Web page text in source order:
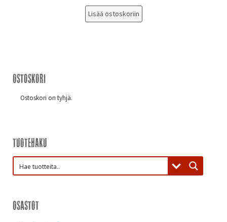
Lisää ostoskoriin
Ostoskori
Ostoskori on tyhjä.
Tuotehaku
Osastot